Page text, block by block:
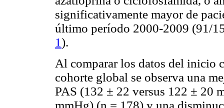
significativamente mayor de
último período 2000-2009 (91/
1).
Al comparar los datos del inicio
cohorte global se observa una
PAS (132 ± 22 versus 122 ± 20
mmHg) (n = 178) y una